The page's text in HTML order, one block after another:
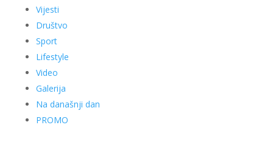
Vijesti
Društvo
Sport
Lifestyle
Video
Galerija
Na današnji dan
PROMO